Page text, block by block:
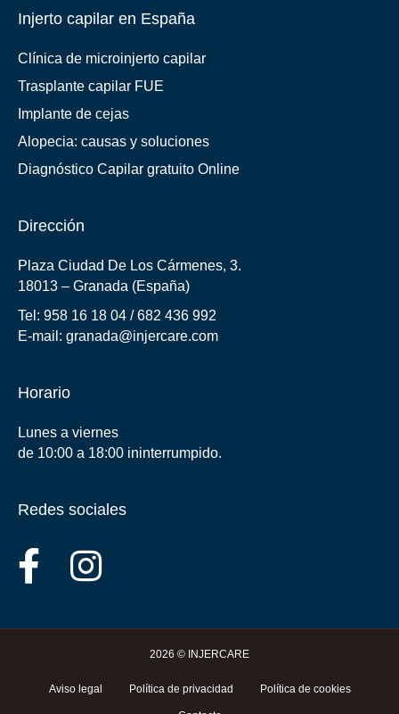
Injerto capilar en España
Clínica de microinjerto capilar
Trasplante capilar FUE
Implante de cejas
Alopecia: causas y soluciones
Diagnóstico Capilar gratuito Online
Dirección
Plaza Ciudad De Los Cármenes, 3.
18013 – Granada (España)
Tel: 958 16 18 04 /682 436 992
E-mail: granada@injercare.com
Horario
Lunes a viernes
de 10:00 a 18:00 ininterrumpido.
Redes sociales
2026 © INJERCARE
Aviso legal Política de privacidad Política de cookies